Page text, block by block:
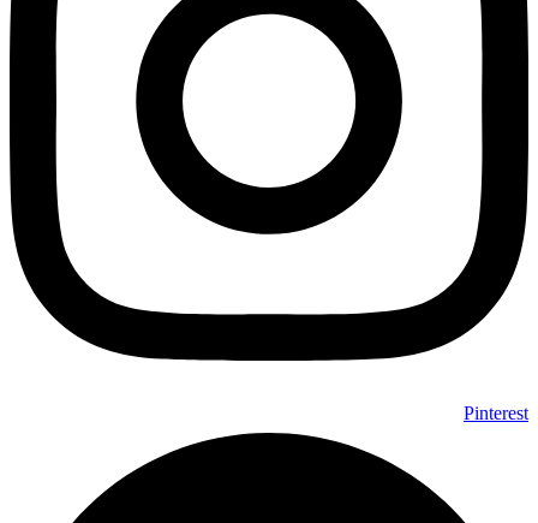
Pinterest